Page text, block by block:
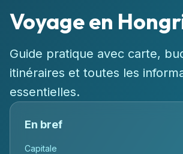
Voyage en
Guide pratique avec carte,
itinéraires et toutes les
essentielles.
En bref
Capitale